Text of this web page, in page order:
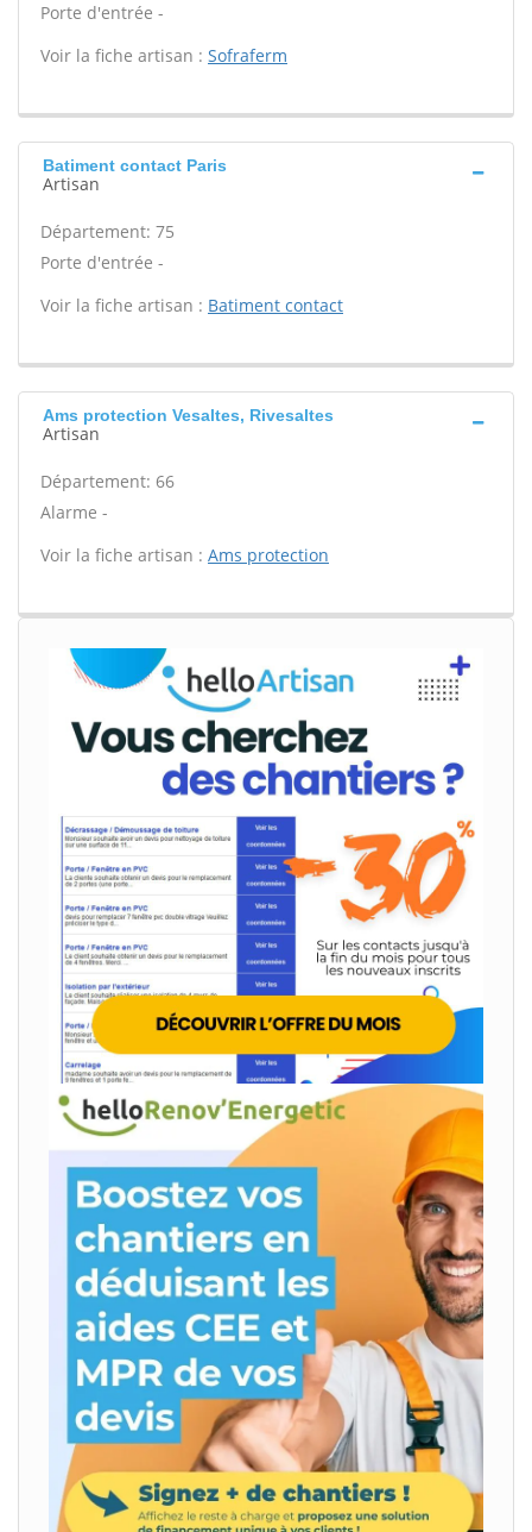
Porte d'entrée -
Voir la fiche artisan : Sofraferm
Batiment contact Paris
Artisan
Département: 75
Porte d'entrée -
Voir la fiche artisan : Batiment contact
Ams protection Vesaltes, Rivesaltes
Artisan
Département: 66
Alarme -
Voir la fiche artisan : Ams protection